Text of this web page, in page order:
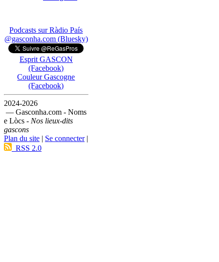
Podcasts sur Ràdio País
@gasconha.com (Bluesky)
Esprit GASCON
(Facebook)
Couleur Gascogne
(Facebook)
2024-2026
— Gasconha.com - Noms
e Lòcs - Nos lieux-dits
gascons
Plan du site | Se connecter|
RSS 2.0